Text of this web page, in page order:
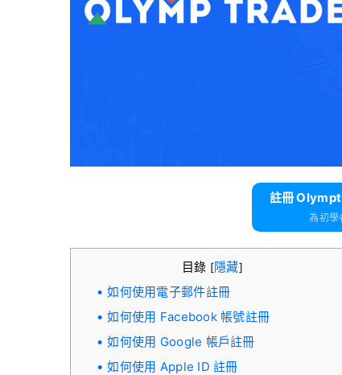
註冊
為初
目錄 [隱藏]
如何使用電子郵件註冊
如何使用 Facebook 帳號註冊
如何使用 Google 帳戶註冊
如何使用 Apple ID 註冊